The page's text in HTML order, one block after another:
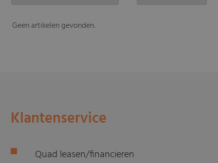
Geen artikelen gevonden.
Klantenservice
Quad leasen/financieren